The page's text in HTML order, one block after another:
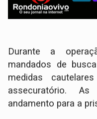
Durante a
mandados de
medidas
assecuratório.
andamento para a